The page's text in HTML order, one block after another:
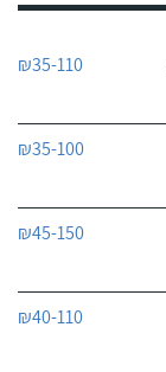
₪35-110
₪35-100
₪45-150
₪40-110